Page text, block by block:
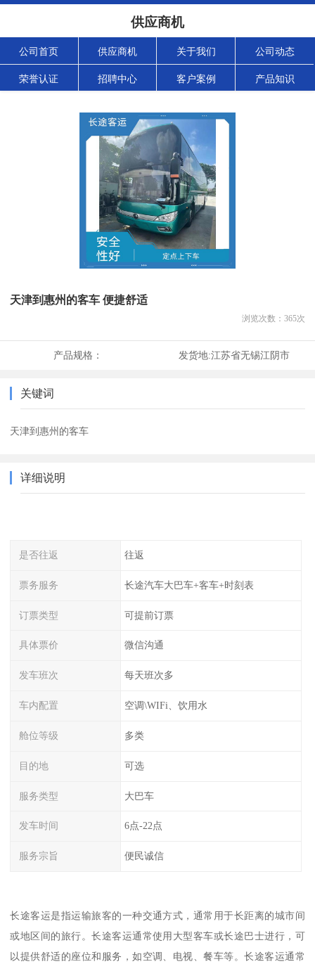
供应商机
公司首页 供应商机 关于我们 公司动态
荣誉认证 招聘中心 客户案例 产品知识
天津到惠州的客车 便捷舒适
浏览次数： 365次
产品规格： 发货地:江苏省无锡江阴市
关键词
天津到惠州的客车
详细说明
是否往返 往返
票务服务 长途汽车大巴车+客车+时刻表
订票类型 可提前订票
具体票价 微信沟通
发车班次 每天班次多
车内配置 空调\WIFi、饮用水
舱位等级 多类
目的地 可选
服务类型 大巴车
发车时间 6点-22点
服务宗旨 便民诚信
长途客运是指运输旅客的一种交通方式，通常用于长距离的城市间
或地区间的旅行。长途客运通常使用大型客车或长途巴士进行，可
以提供舒适的座位和服务，如空调、电视、餐车等。长途客运通常